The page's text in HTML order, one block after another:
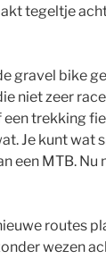
tegeltje
gravel bike
niet zeer
trekking
Je kunt wat
een MTB.
routes
wezen